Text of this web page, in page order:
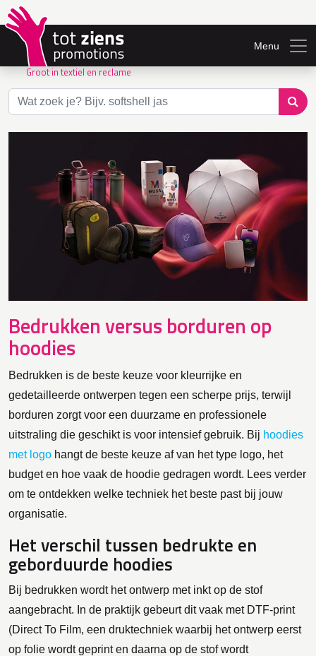
Groot in textiel en reclame
Menu
Bedrukken versus borduren op
hoodies
Bedrukken is de beste keuze voor kleurrijke en
gedetailleerde ontwerpen tegen een scherpe prijs, terwijl
borduren zorgt voor een duurzame en professionele
uitstraling die geschikt is voor intensief gebruik. Bij hoodies
met logo hangt de beste keuze af van het type logo, het
budget en hoe vaak de hoodie gedragen wordt. Lees verder
om te ontdekken welke techniek het beste past bij jouw
organisatie.
Het verschil tussen bedrukte en
geborduurde hoodies
Bij bedrukken wordt het ontwerp met inkt op de stof
aangebracht. In de praktijk gebeurt dit vaak met DTF-print
(Direct To Film, een druktechniek waarbij het ontwerp eerst
op folie wordt geprint en daarna op de stof wordt